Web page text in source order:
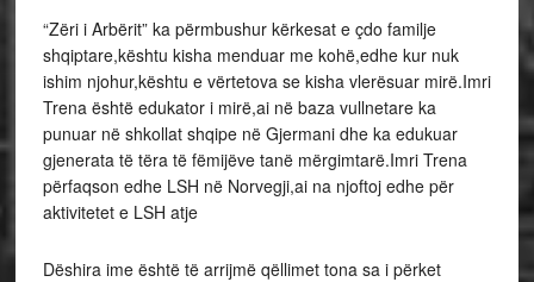
“Zëri i Arbërit” ka përmbushur kërkesat e çdo familje
shqiptare,kështu kisha menduar me kohë,edhe kur nuk
ishim njohur,kështu e vërtetova se kisha vlerësuar mirë.Imri
Trena është edukator i mirë,ai në baza vullnetare ka
punuar në shkollat shqipe në Gjermani dhe ka edukuar
gjenerata të tëra të fëmijëve tanë mërgimtarë.Imri Trena
përfaqson edhe LSH në Norvegji,ai na njoftoj edhe për
aktivitetet e LSH atje
Dëshira ime është të arrijmë qëllimet tona sa i përket